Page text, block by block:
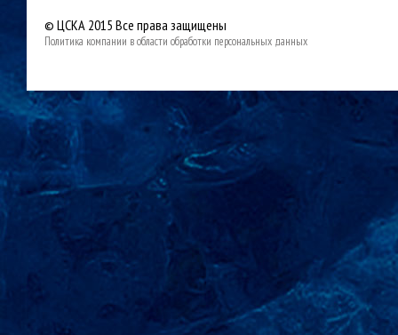
© ЦСКА 2015 Все права защищены
Политика компании в области обработки персональных данных